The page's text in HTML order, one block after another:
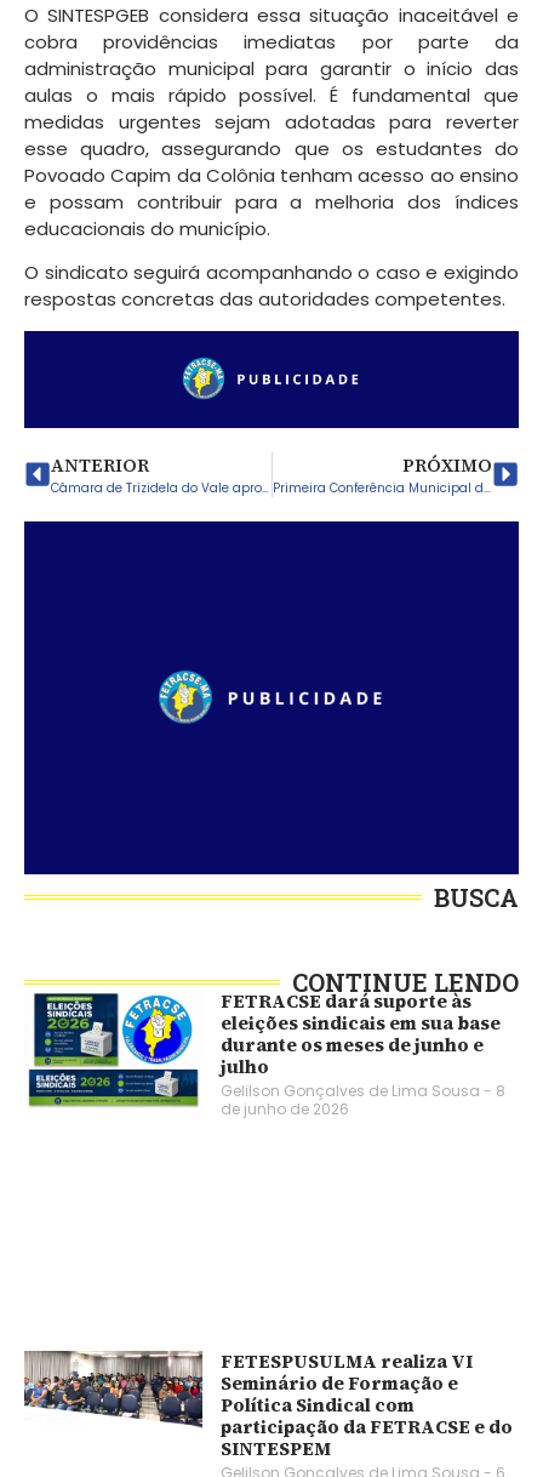
O SINTESPGEB considera essa situação inaceitável e
cobra providências imediatas por parte da
administração municipal para garantir o início das
aulas o mais rápido possível. É fundamental que
medidas urgentes sejam adotadas para reverter
esse quadro, assegurando que os estudantes do
Povoado Capim da Colônia tenham acesso ao ensino
e possam contribuir para a melhoria dos índices
educacionais do município.
O sindicato seguirá acompanhando o caso e exigindo
respostas concretas das autoridades competentes.
ANTERIOR
Câmara de Trizidela do Vale aprova lei para pagamento dos precatórios do FUNDEF aos professores e investimento na educação
PRÓXIMO
Primeira Conferência Municipal de Saúde do Trabalhador e da Trabalhadora: SINTESPEM Defende Regulamentação da Lei 14.681/2023
BUSCA
CONTINUE LENDO
FETRACSE dará suporte às
eleições sindicais em sua base
durante os meses de junho e
julho
Gelilson Gonçalves de Lima Sousa
8
de junho de 2026
FETESPUSULMA realiza VI
Seminário de Formação e
Política Sindical com
participação da FETRACSE e do
SINTESPEM
Gelilson Gonçalves de Lima Sousa 6